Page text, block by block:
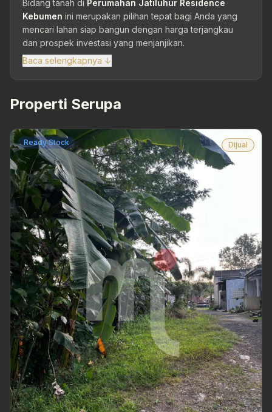
Bidang tanah di Perumahan Jatiluhur Residence
Kebumen ini merupakan pilihan tepat bagi Anda yang
mencari lahan siap bangun dengan harga terjangkau
dan prospek investasi yang menjanjikan.
Baca selengkapnya ↓
Properti Serupa
Ready Stock Dijual